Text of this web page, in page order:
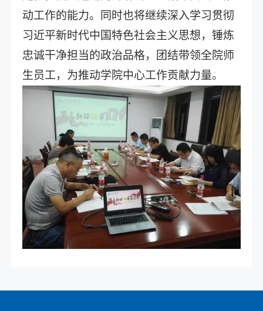
动工作的能力。同时也将继续深入学习贯彻
习近平新时代中国特色社会主义思想，锤炼
忠诚干净担当的政治品格，团结带领全院师
生员工，为推动学院中心工作贡献力量。